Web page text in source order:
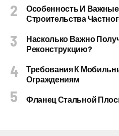
Особенность И
Строительства
Насколько Важно
Реконструкцию?
Требования К
Ограждениям
Фланец Стальной